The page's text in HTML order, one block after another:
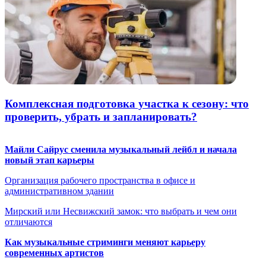
Комплексная подготовка участка к сезону: что
проверить, убрать и запланировать?
Майли Сайрус сменила музыкальный лейбл и начала
новый этап карьеры
Организация рабочего пространства в офисе и
административном здании
Мирский или Несвижский замок: что выбрать и чем они
отличаются
Как музыкальные стриминги меняют карьеру
современных артистов